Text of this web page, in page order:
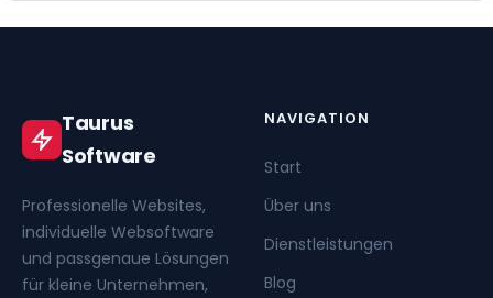
Taurus
Software
Professionelle Websites,
individuelle Websoftware
und passgenaue Lösungen
für kleine Unternehmen,
NAVIGATION
Start
Über uns
Dienstleistungen
Blog